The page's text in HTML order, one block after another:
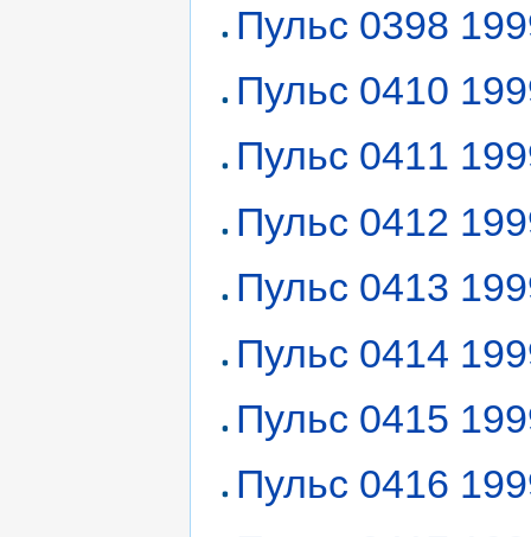
Пульс 0398
Пульс 0410
Пульс 0411
Пульс 0412
Пульс 0413
Пульс 0414
Пульс 0415
Пульс 0416